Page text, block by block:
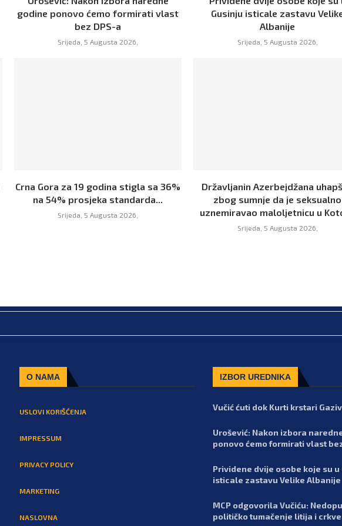
godine ponovo ćemo formirati vlast
bez DPS-a
Srijeda, 5 Augusta 2026,
Gusinju isticale zastavu
Albanije
Srijeda, 5 Augusta 2026,
Crna Gora za 19 godina stigla sa 36%
na 54% prosjeka standarda...
Srijeda, 5 Augusta 2026,
Državljanin Azerbejdžana
zbog sumnje da je seksualno
uznemiravao maloljetnicu u
Srijeda, 5 Augusta 2026,
O NAMA
USLOVI KORIŠĆENJA
IMPRESSUM
PRIVACY POLICY
MARKETING
NASLOVNA
IZBOR UREDNIKA
Vučić ćuti dok Kurti krstari
Urošević: Nakon izbora
ponovo ćemo formirati vlast
Prividene dvije osobe koje su u
isticale zastavu Velike Albanije
MCP odgovorila Vučiću:
političko tumačenje litija i